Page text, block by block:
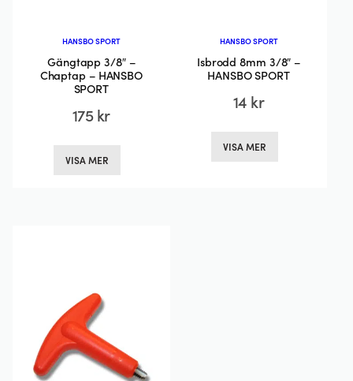
HANSBO SPORT
Gängtapp 3/8″ –
Chaptap – HANSBO
SPORT
175kr
VISA MER
väljas
HANSBO SPORT
Isbrodd 8mm 3/8″ –
HANSBO SPORT
14 kr
VISA MER